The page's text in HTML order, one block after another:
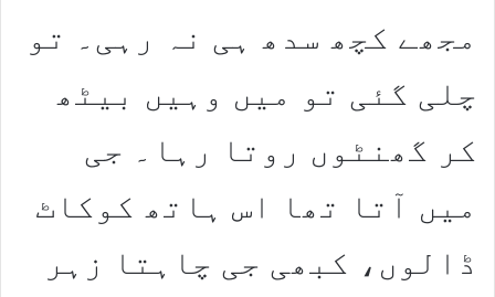
مجھے کچھ سدھ ہی نہ رہی۔ تو
چلی گئی تو میں وہیں بیٹھ
کر گھنٹوں روتا رہا۔ جی
میں آتا تھا اس ہاتھ کوکاٹ
ڈالوں، کبھی جی چاہتا زہر